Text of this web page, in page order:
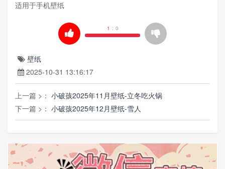
适用于手机壁纸
1 : 0
壁纸
2025-10-31 13:16:17
上一篇 >： 小破孩2025年11月壁纸-立冬吃火锅
下一篇 >： 小破孩2025年12月壁纸-雪人